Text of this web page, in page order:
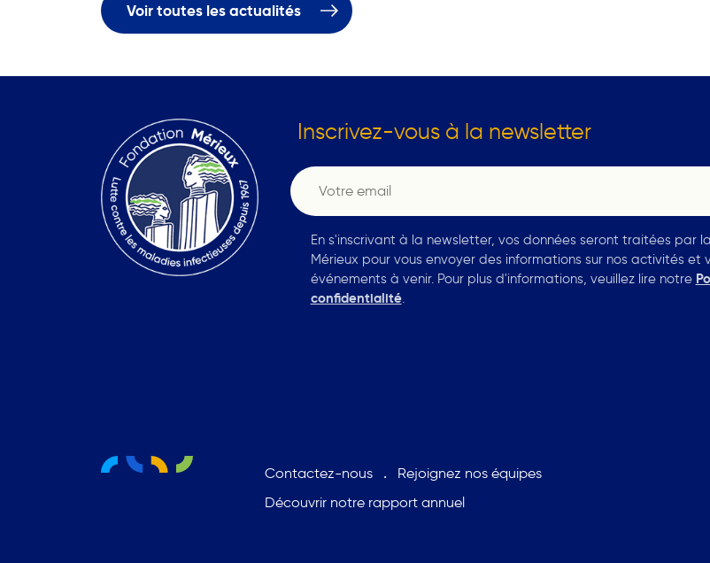
Voir toutes les actualités
Inscrivez-vous à la newsletter
En s'inscrivant à la newsletter, vos données seront traitées par
Mérieux pour vous envoyer des informations sur nos activités et
événements à venir. Pour plus d'informations, veuillez lire notre
confidentialité.
Contactez-nous
Rejoignez nos équipes
Découvrir notre rapport annuel